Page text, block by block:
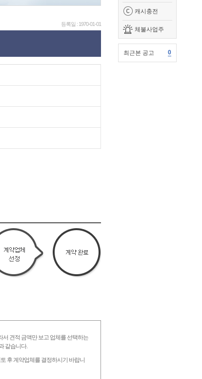
캐시충전
체불사업주
최근본 공고 0
등록일 : 1970-01-01
서 견적 금액만 보고 업체를 선택하는
같습니다.
후 계약업체를 결정하시기 바랍니